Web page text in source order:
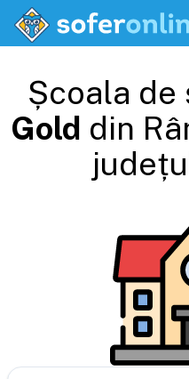
Școala de
Gold din